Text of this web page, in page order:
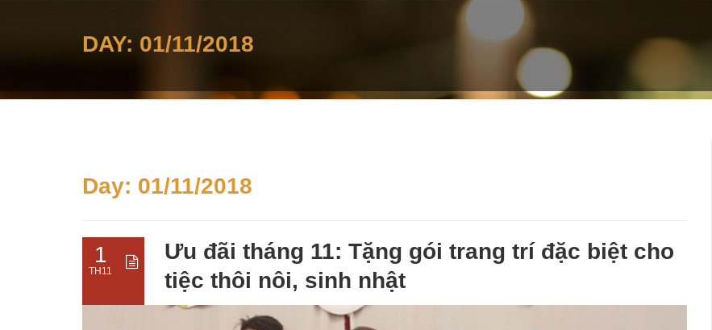
DAY: 01/11/2018
Day: 01/11/2018
1
TH11
Ưu đãi tháng 11: Tặng gói trang trí đặc biệt cho
tiệc thôi nôi, sinh nhật